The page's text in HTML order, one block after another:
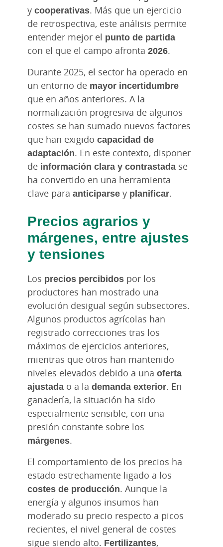
y cooperativas. Más que un ejercicio
de retrospectiva, este análisis permite
entender mejor el punto de partida
con el que el campo afronta 2026.
Durante 2025, el sector ha operado en
un entorno de mayor incertidumbre
que en años anteriores. A la
normalización progresiva de algunos
costes se han sumado nuevos factores
que han exigido capacidad de
adaptación. En este contexto, disponer
de información clara y contrastada se
ha convertido en una herramienta
clave para anticiparse y planificar.
Precios agrarios y
márgenes, entre ajustes
y tensiones
Los precios percibidos por los
productores han mostrado una
evolución desigual según subsectores.
Algunos productos agrícolas han
registrado correcciones tras los
máximos de ejercicios anteriores,
mientras que otros han mantenido
niveles elevados debido a una oferta
ajustada o a la demanda exterior. En
ganadería, la situación ha sido
especialmente sensible, con una
presión constante sobre los
márgenes.
El comportamiento de los precios ha
estado estrechamente ligado a los
costes de producción. Aunque la
energía y algunos insumos han
moderado su precio respecto a picos
recientes, el nivel general de costes
sigue siendo alto. Fertilizantes,